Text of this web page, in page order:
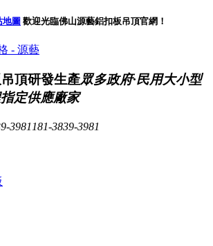
地圖 歡迎光臨佛山源藝鋁扣板吊頂官網！
頂研發生產眾多政府·民用大小型
定供應廠家
3981 181-3839-3981